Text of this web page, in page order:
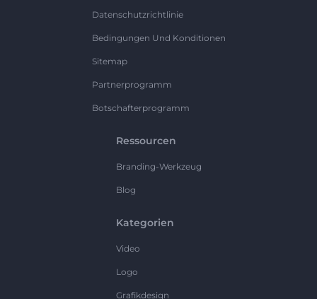
Datenschutzrichtlinie
Bedingungen Und Konditionen
Sitemap
Partnerprogramm
Botschafterprogramm
Ressourcen
Branding-Werkzeug
Blog
Kategorien
Video
Logo
Grafikdesign